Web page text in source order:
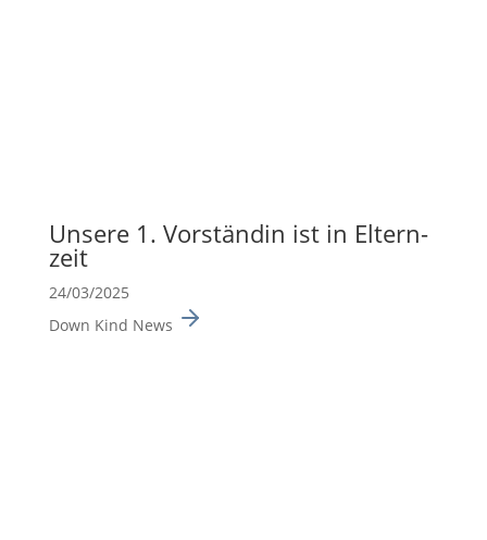
Unsere 1. Vorständin ist in Eltern­
zeit
24/03/2025
Down Kind News